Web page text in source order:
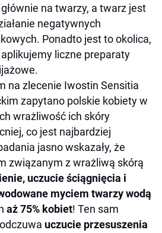
na twarzy, a twarz jest
negatywnych
Ponadto jest to okolica,
liczne preparaty
na zlecenie Iwostin Sensitia
zapytano polskie kobiety w
wrażliwość ich skóry
co jest najbardziej
jasno wskazały, że
związanym z wrażliwą skórą
uczucie ściągnięcia i
myciem twarzy wodą
aż 75% kobiet! Ten sam
uczucie przesuszenia